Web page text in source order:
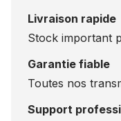
Livraison rapide
Stock important
Garantie fiable
Toutes nos
Support